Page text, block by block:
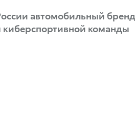
автомобильный бренд,
команды